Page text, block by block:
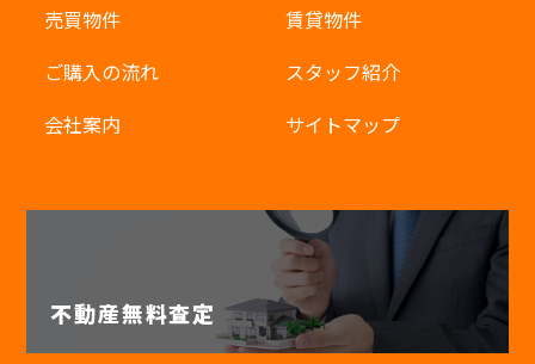
売買物件
賃貸物件
ご購入の流れ
スタッフ紹介
会社案内
サイトマップ
不動産無料査定